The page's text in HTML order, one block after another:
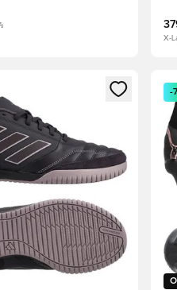
X-
til at logge ind eller tilmelde
-